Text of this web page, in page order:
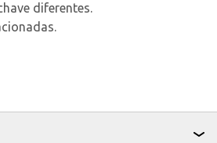
diferentes.